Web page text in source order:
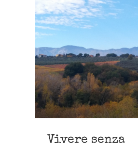
Vivere senza